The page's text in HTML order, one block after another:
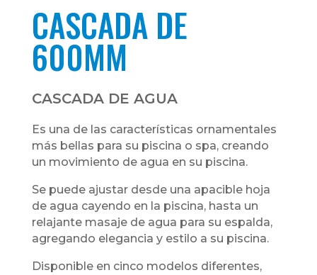
CASCADA DE
600MM
CASCADA DE AGUA
Es una de las características ornamentales
más bellas para su piscina o spa, creando
un movimiento de agua en su piscina.
Se puede ajustar desde una apacible hoja
de agua cayendo en la piscina, hasta un
relajante masaje de agua para su espalda,
agregando elegancia y estilo a su piscina.
Disponible en cinco modelos diferentes,